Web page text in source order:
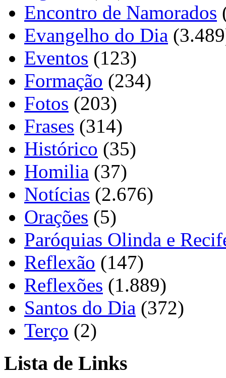
Encontro de Namorados
Evangelho do Dia
Eventos (123)
Formação (234)
Fotos (203)
Frases (314)
Histórico (35)
Homilia (37)
Notícias (2.676)
Orações (5)
Paróquias Olinda e
Reflexão (147)
Reflexões (1.889)
Santos do Dia (372)
Terço (2)
Lista de Links